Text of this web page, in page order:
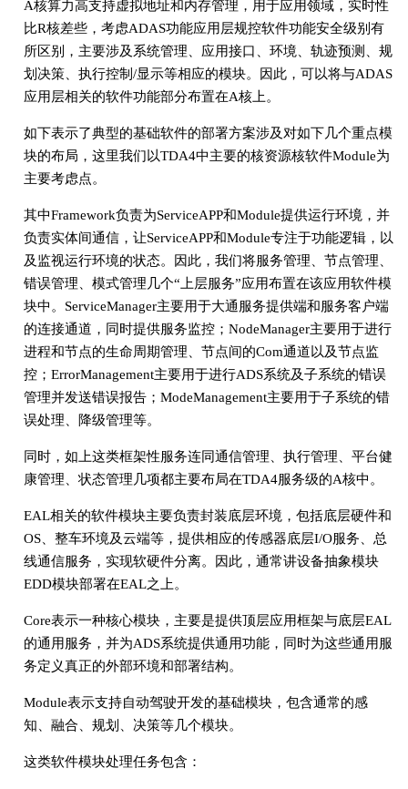
A核算力高支持虚拟地址和内存管理，用于应用领域，实时性
比R核差些，考虑ADAS功能应用层规控软件功能安全级别有
所区别，主要涉及系统管理、应用接口、环境、轨迹预测、规
划决策、执行控制/显示等相应的模块。因此，可以将与ADAS
应用层相关的软件功能部分布置在A核上。
如下表示了典型的基础软件的部署方案涉及对如下几个重点模
块的布局，这里我们以TDA4中主要的核资源核软件Module为
主要考虑点。
其中Framework负责为ServiceAPP和Module提供运行环境，并
负责实体间通信，让ServiceAPP和Module专注于功能逻辑，以
及监视运行环境的状态。因此，我们将服务管理、节点管理、
错误管理、模式管理几个“上层服务”应用布置在该应用软件模
块中。ServiceManager主要用于大通服务提供端和服务客户端
的连接通道，同时提供服务监控；NodeManager主要用于进行
进程和节点的生命周期管理、节点间的Com通道以及节点监
控；ErrorManagement主要用于进行ADS系统及子系统的错误
管理并发送错误报告；ModeManagement主要用于子系统的错
误处理、降级管理等。
同时，如上这类框架性服务连同通信管理、执行管理、平台健
康管理、状态管理几项都主要布局在TDA4服务级的A核中。
EAL相关的软件模块主要负责封装底层环境，包括底层硬件和
OS、整车环境及云端等，提供相应的传感器底层I/O服务、总
线通信服务，实现软硬件分离。因此，通常讲设备抽象模块
EDD模块部署在EAL之上。
Core表示一种核心模块，主要是提供顶层应用框架与底层EAL
的通用服务，并为ADS系统提供通用功能，同时为这些通用服
务定义真正的外部环境和部署结构。
Module表示支持自动驾驶开发的基础模块，包含通常的感
知、融合、规划、决策等几个模块。
这类软件模块处理任务包含：